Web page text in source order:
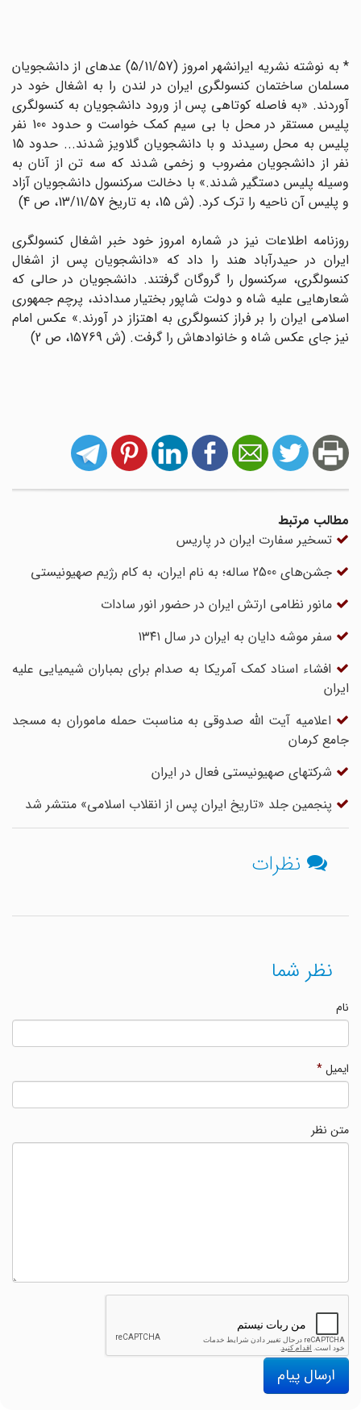
* به نوشته نشریه ایرانشهر امروز (5/11/57) عده‏اى از دانشجویان
مسلمان ساختمان کنسولگرى ایران در لندن را به اشغال خود در
آوردند. «به فاصله کوتاهى پس از ورود دانشجویان به کنسولگرى
پلیس مستقر در محل با بى سیم کمک خواست و حدود 100 نفر
پلیس به محل رسیدند و با دانشجویان گلاویز شدند... حدود 15
نفر از دانشجویان مضروب و زخمى شدند که سه تن از آنان به
وسیله پلیس دستگیر شدند.» با دخالت سرکنسول دانشجویان آزاد
و پلیس آن ناحیه را ترک کرد. (ش 15، به تاریخ 13/11/57، ص 4)
روزنامه اطلاعات نیز در شماره امروز خود خبر اشغال کنسولگرى
ایران در حیدرآباد هند را داد که «دانشجویان پس از اشغال
کنسولگرى، سرکنسول را گروگان گرفتند. دانشجویان در حالى که
شعارهایى علیه شاه و دولت شاپور بختیار مى‏دادند، پرچم جمهورى
اسلامى ایران را بر فراز کنسولگرى به اهتزاز در آورند.» عکس امام
نیز جاى عکس شاه و خانواده‏اش را گرفت. (ش 15769، ص 2)
مطالب مرتبط
تسخیر سفارت ایران در پاریس
جشن‌های 2500 ساله؛ به نام ایران، به کام رژیم صهیونیستی
مانور نظامی ارتش ایران در حضور انور سادات
سفر موشه دایان به ایران در سال ۱۳۴۱
افشاء اسناد کمک آمریکا به صدام برای بمباران شیمیایی علیه
ایران
اعلامیه آیت الله صدوقی به مناسبت حمله ماموران به مسجد
جامع کرمان
شرکتهای صهیونیستی فعال در ایران
پنجمین جلد «تاریخ ایران پس از انقلاب اسلامی» منتشر شد
نظرات
نظر شما
ایمیل*
متن نظر
ارسال پیام